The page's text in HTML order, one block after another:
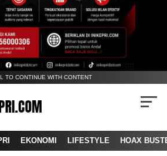
TO CONTINUE WITH CONTENT
EKONOMI LIFESTYLE HOAX